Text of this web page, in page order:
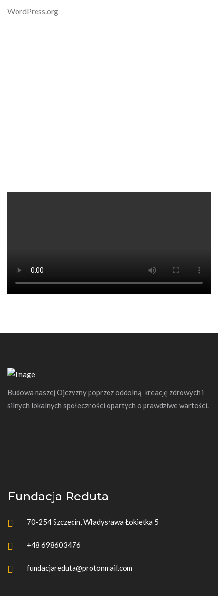
WordPress.org
Budowa naszej Ojczyzny poprzez oddolną kreację zdrowych i
silnych lokalnych społeczności opartych o prawdziwe wartości.
Fundacja Reduta
70-254 Szczecin, Władysława Łokietka 5
+48 698603476
fundacjareduta@protonmail.com